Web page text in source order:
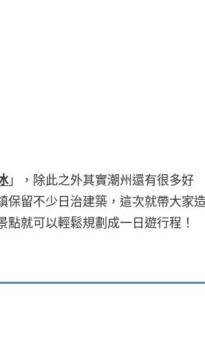
」，除此之外其實潮州還有很多好
保留不少日治建築，這次就帶大家造
點就可以輕鬆規劃成一日遊行程！